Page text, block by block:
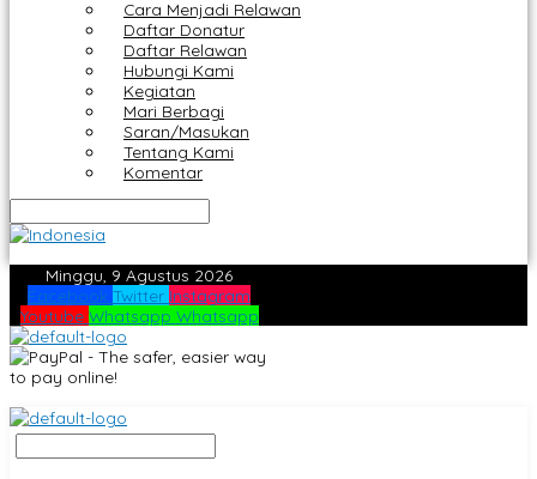
Cara Menjadi Relawan
Daftar Donatur
Daftar Relawan
Hubungi Kami
Kegiatan
Mari Berbagi
Saran/Masukan
Tentang Kami
Komentar
Minggu, 9 Agustus 2026
Facebook Twitter Instagram
Youtube Whatsapp Whatsapp